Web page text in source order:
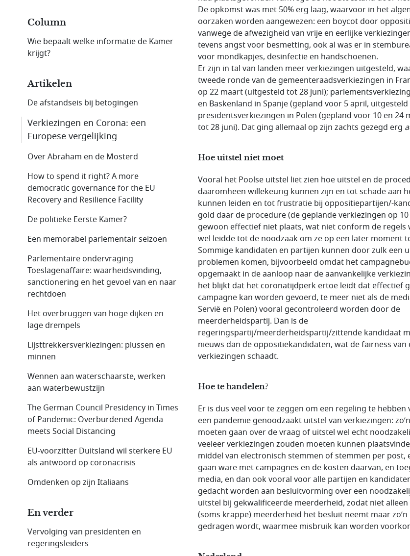
De opkomst was met 50% erg laag, waarvoor in het
oorzaken worden aangewezen: een boycot door
vanwege de afwezigheid van vrije en eerlijke
tevens angst voor besmetting, ook al was er in
voor mondkapjes, desinfectie en handschoenen.
Er zijn in tal van landen meer verkiezingen uitgesteld,
tweede ronde van de gemeenteraadsverkiezingen in
op 22 maart (uitgesteld tot 28 juni);
en Baskenland in Spanje (gepland voor 5 april,
presidentsverkiezingen in Polen (gepland voor 10 en 24
tot 28 juni). Dat ging allemaal op zijn zachts gezegd erg
Hoe uitstel niet moet
Vooral het Poolse uitstel liet zien hoe uitstel en de
daaromheen willekeurig kunnen zijn en tot schade aan
kunnen leiden en tot frustratie bij oppositiepartijen/-
gold daar de procedure (de geplande verkiezingen op
gewoon effectief niet plaats, wat niet conform de regels
wel leidde tot de noodzaak om ze op een later moment
Sommige kandidaten en partijen kunnen door zulk een
problemen komen, bijvoorbeeld omdat het
opgemaakt in de aanloop naar de aanvankelijke
het blijkt dat het coronatijdperk ertoe leidt dat effectief
campagne kan worden gevoerd, te meer niet als de
Servië en Polen) vooral gecontroleerd worden door de
meerderheidspartij. Dan is de
regeringspartij/meerderheidspartij/zittende kandidaat
nieuws dan de oppositiekandidaten, wat de fairness van
verkiezingen schaadt.
Hoe te handelen?
Er is dus veel voor te zeggen om een regeling te
een pandemie genoodzaakt uitstel van verkiezingen:
moeten gaan over de vraag of uitstel wel echt
veeleer verkiezingen zouden moeten kunnen
middel van electronisch stemmen of stemmen per post,
gaan ware met campagnes en de kosten daarvan, en
media, en dan ook vooral voor alle partijen en
gedacht worden aan besluitvorming over een
uitstel bij gekwalificeerde meerderheid, zodat niet
(soms krappe) meerderheid het besluit neemt maar
gedragen wordt, waarmee misbruik kan worden
Column
Wie bepaalt welke informatie de Kamer
krijgt?
Artikelen
De afstandseis bij betogingen
Verkiezingen en Corona: een
Europese vergelijking
Over Abraham en de Mosterd
How to spend it right? A more
democratic governance for the EU
Recovery and Resilience Facility
De politieke Eerste Kamer?
Een memorabel parlementair seizoen
Parlementaire ondervraging
Toeslagenaffaire: waarheidsvinding,
sanctionering en het gevoel van en naar
rechtdoen
Het overbruggen van hoge dijken en
lage drempels
Lijsttrekkersverkiezingen: plussen en
minnen
Wennen aan waterschaarste, werken
aan waterbewustzijn
The German Council Presidency in Times
of Pandemic: Overburdened Agenda
meets Social Distancing
EU-voorzitter Duitsland wil sterkere EU
als antwoord op coronacrisis
Omdenken op zijn Italiaans
En verder
Vervolging van presidenten en
regeringsleiders